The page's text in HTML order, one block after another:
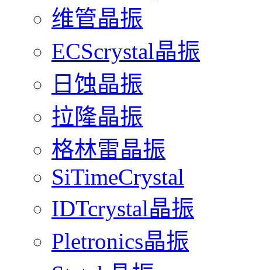
维管晶振
ECScrystal晶振
日蚀晶振
拉隆晶振
格林雷晶振
SiTimeCrystal
IDTcrystal晶振
Pletronics晶振